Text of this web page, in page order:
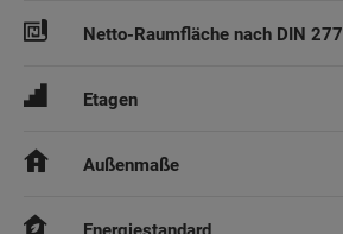
Netto-Raumfläche nach DIN 277
Etagen
Außenmaße